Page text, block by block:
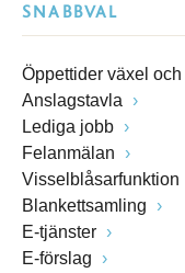
SNABBVAL
Öppettider växel
Anslagstavla
Lediga jobb
Felanmälan
Visselblåsarfunktion
Blankettsamling
E-tjänster
E-förslag